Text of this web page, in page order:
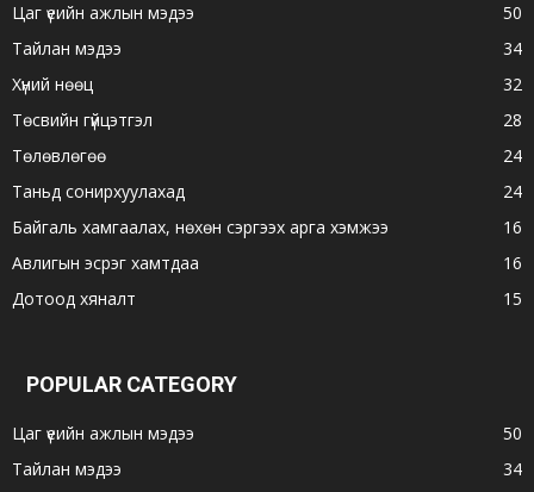
Цаг үеийн ажлын мэдээ
50
Тайлан мэдээ
34
Хүний нөөц
32
Төсвийн гүйцэтгэл
28
Төлөвлөгөө
24
Таньд сонирхуулахад
24
Байгаль хамгаалах, нөхөн сэргээх арга хэмжээ
16
Авлигын эсрэг хамтдаа
16
Дотоод хяналт
15
POPULAR CATEGORY
Цаг үеийн ажлын мэдээ
50
Тайлан мэдээ
34